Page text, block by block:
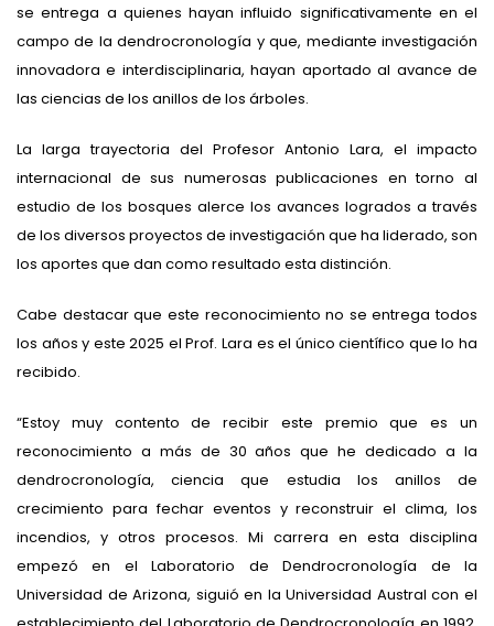
se entrega a quienes hayan influido significativamente en el
campo de la dendrocronología y que, mediante investigación
innovadora e interdisciplinaria, hayan aportado al avance de
las ciencias de los anillos de los árboles.
La larga trayectoria del Profesor Antonio Lara, el impacto
internacional de sus numerosas publicaciones en torno al
estudio de los bosques alerce los avances logrados a través
de los diversos proyectos de investigación que ha liderado, son
los aportes que dan como resultado esta distinción.
Cabe destacar que este reconocimiento no se entrega todos
los años y este 2025 el Prof. Lara es el único científico que lo ha
recibido.
“Estoy muy contento de recibir este premio que es un
reconocimiento a más de 30 años que he dedicado a la
dendrocronología, ciencia que estudia los anillos de
crecimiento para fechar eventos y reconstruir el clima, los
incendios, y otros procesos. Mi carrera en esta disciplina
empezó en el Laboratorio de Dendrocronología de la
Universidad de Arizona, siguió en la Universidad Austral con el